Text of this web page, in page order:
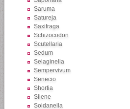
Saruma
Satureja
Saxifraga
Schizocodon
Scutellaria
Sedum
Selaginella
Sempervivum
Senecio
Shortia
Silene
Soldanella